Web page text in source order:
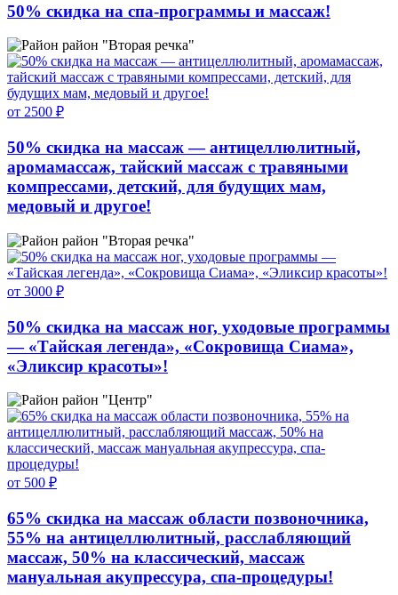
50% скидка на спа-программы и массаж!
район "Вторая речка"
от 2500 ₽
50% скидка на массаж — антицеллюлитный,
аромамассаж, тайский массаж с травяными
компрессами, детский, для будущих мам,
медовый и другое!
район "Вторая речка"
от 3000 ₽
50% скидка на массаж ног, уходовые программы
— «Тайская легенда», «Сокровища Сиама»,
«Эликсир красоты»!
район "Центр"
от 500 ₽
65% скидка на массаж области позвоночника,
55% на антицеллюлитный, расслабляющий
массаж, 50% на классический, массаж
мануальная акупрессура, спа-процедуры!